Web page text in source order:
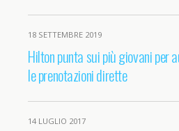
18 SETTEMBRE 2019
Hilton punta sui più giovani per
le prenotazioni dirette
14 LUGLIO 2017